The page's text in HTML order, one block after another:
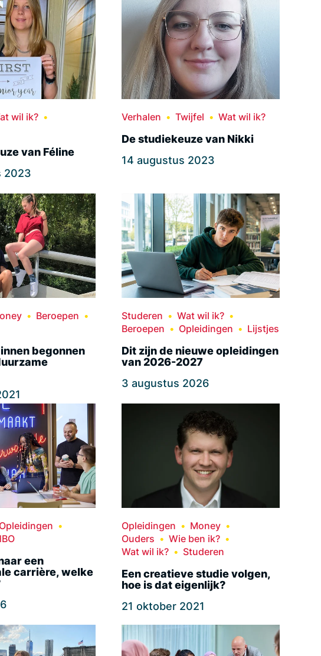
wil ik?
van Féline
2023
Verhalen Twijfel Wat wil ik?
De studiekeuze van Nikki
14 augustus 2023
Beroepen
begonnen
Studeren
Wat wil ik?
Beroepen
Opleidingen Lijstjes
Dit zijn de nieuwe opleidingen
van 2026-2027
3 augustus 2026
Opleidingen
een
carrière, welke
Opleidingen
Money
Ouders
Wie ben ik?
Wat wil ik?
Studeren
Een creatieve studie volgen,
hoe is dat eigenlijk?
21 oktober 2021